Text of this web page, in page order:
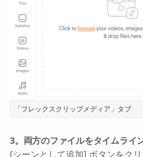
「フレックスクリップメディア」タブ
3。両方のファイルをタイムライ
[シーンとして追加] ボタンをク